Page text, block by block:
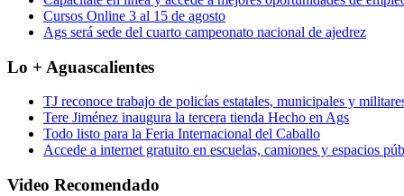
Cursos Online 3 al 15 de agosto
Ags será sede del cuarto campeonato nacional de ajedrez
Lo + Aguascalientes
TJ reconoce trabajo de policías estatales, municipales y
Tere Jiménez inaugura la tercera tienda Hecho en Ags
Todo listo para la Feria Internacional del Caballo
Accede a internet gratuito en escuelas, camiones y espacios
Video Recomendado